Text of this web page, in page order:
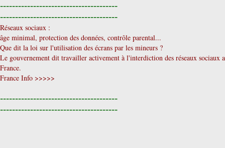
---------------------------------------
---------------------------------------
Réseaux sociaux :
âge minimal, protection des données, contrôle parental...
Que dit la loi sur l'utilisation des écrans par les mineurs ?
Le gouvernement dit travailler activement à l'interdiction des réseaux sociaux
France.
France Info >>>>>
---------------------------------------
---------------------------------------